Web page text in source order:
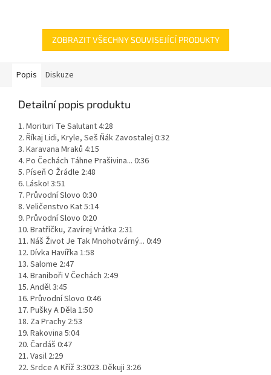
ZOBRAZIT VŠECHNY SOUVISEJÍCÍ PRODUKTY
Popis Diskuze
Detailní popis produktu
1. Morituri Te Salutant 4:28
2. Říkaj Lidi, Kryle, Seš Ňák Zavostalej 0:32
3. Karavana Mraků 4:15
4. Po Čechách Táhne Prašivina... 0:36
5. Píseň O Žrádle 2:48
6. Lásko! 3:51
7. Průvodní Slovo 0:30
8. Veličenstvo Kat 5:14
9. Průvodní Slovo 0:20
10. Bratříčku, Zavírej Vrátka 2:31
11. Náš Život Je Tak Mnohotvárný... 0:49
12. Dívka Havířka 1:58
13. Salome 2:47
14. Braniboři V Čechách 2:49
15. Anděl 3:45
16. Průvodní Slovo 0:46
17. Pušky A Děla 1:50
18. Za Prachy 2:53
19. Rakovina 5:04
20. Čardáš 0:47
21. Vasil 2:29
22. Srdce A Kříž 3:3023. Děkuji 3:26